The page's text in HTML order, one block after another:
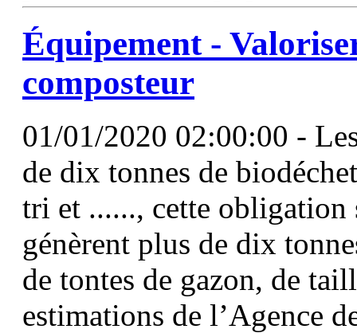
Équipement -
composteur
01/01/2020 02:00:00 -
de dix tonnes de
tri et ......, cette obligation
génèrent plus de dix
de tontes de gazon, de
estimations de l’Agence